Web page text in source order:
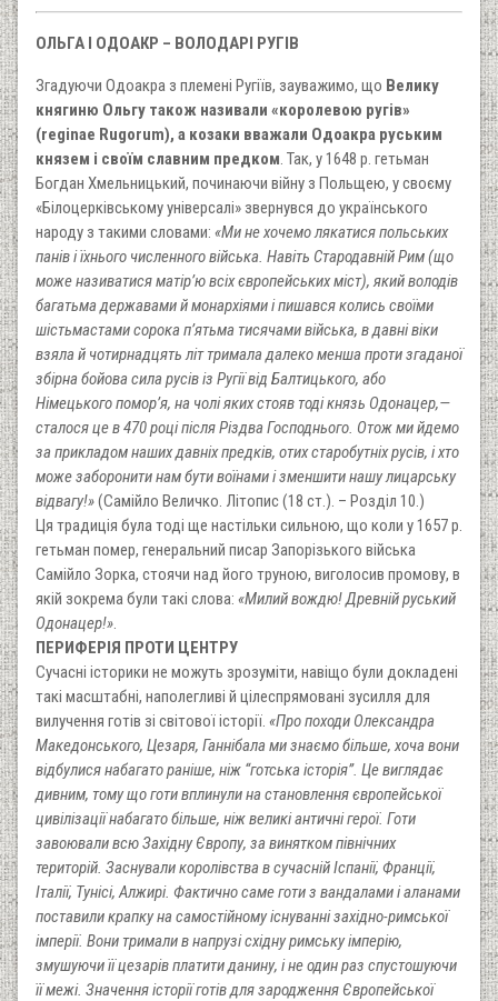
ОЛЬГА І ОДОАКР – ВОЛОДАРІ РУГІВ
Згадуючи Одоакра з племені Ругіїв, зауважимо, що Велику
княгиню Ольгу також називали «королевою ругів»
(reginae Rugorum), а козаки вважали Одоакра руським
князем і своїм славним предком. Так, у 1648 р. гетьман
Богдан Хмельницький, починаючи війну з Польщею, у своєму
«Білоцерківському універсалі» звернувся до українського
народу з такими словами: «Ми не хочемо лякатися польських
панів і їхнього численного війська. Навіть Стародавній Рим (що
може називатися матір’ю всіх європейських міст), який володів
багатьма державами й монархіями і пишався колись своїми
шістьмастами сорока п’ятьма тисячами війська, в давні віки
взяла й чотирнадцять літ тримала далеко менша проти згаданої
збірна бойова сила русів із Ругії від Балтицького, або
Німецького помор’я, на чолі яких стояв тоді князь Одонацер,—
сталося це в 470 році після Різдва Господнього. Отож ми йдемо
за прикладом наших давніх предків, отих старобутніх русів, і хто
може заборонити нам бути воїнами і зменшити нашу лицарську
відвагу!»(Самійло Величко. Літопис (18 ст.). – Розділ 10.)
Ця традиція була тоді ще настільки сильною, що коли у 1657 р.
гетьман помер, генеральний писар Запорізького війська
Самійло Зорка, стоячи над його труною, виголосив промову, в
якій зокрема були такі слова: «Милий вождю! Древній руський
Одонацер!».
ПЕРИФЕРІЯ ПРОТИ ЦЕНТРУ
Сучасні історики не можуть зрозуміти, навіщо були докладені
такі масштабні, наполегливі й цілеспрямовані зусилля для
вилучення готів зі світової історії. «Про походи Олександра
Македонського, Цезаря, Ганнібала ми знаємо більше, хоча вони
відбулися набагато раніше, ніж “готська історія”. Це виглядає
дивним, тому що готи вплинули на становлення європейської
цивілізації набагато більше, ніж великі античні герої. Готи
завоювали всю Західну Європу, за винятком північних
територій. Заснували королівства в сучасній Іспанії, Франції,
Італії, Тунісі, Алжирі. Фактично саме готи з вандалами і аланами
поставили крапку на самостійному існуванні західно-римської
імперії. Вони тримали в напрузі східну римську імперію,
змушуючи її цезарів платити данину, і не один раз спустошуючи
її межі. Значення історії готів для зародження Європейської